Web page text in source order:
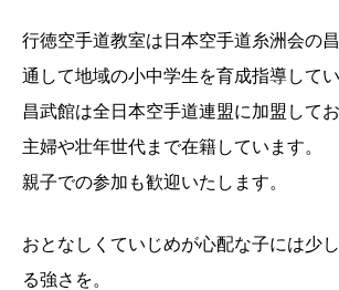
行徳空手道教室は日本空手道糸洲会の
通して地域の小中学生を育成指導してい
昌武館は全日本空手道連盟に加盟して
主婦や壮年世代まで在籍しています。
親子での参加も歓迎いたします。
おとなしくていじめが心配な子には少
る強さを。